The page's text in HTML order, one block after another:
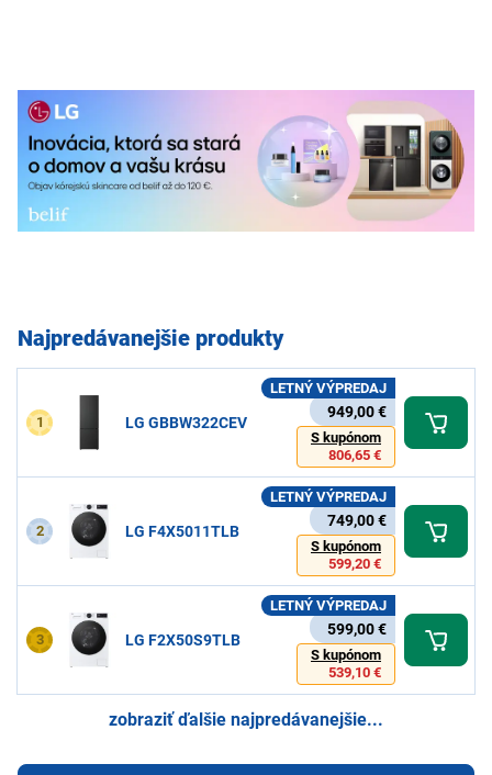
Najpredávanejšie produkty
1 LG GBBW322CEV
LETNÝ VÝPREDAJ
949,00 €
S kupónom
806,65 €
2 LG F4X5011TLB
LETNÝ VÝPREDAJ
749,00 €
S kupónom
599,20 €
3 LG F2X50S9TLB
LETNÝ VÝPREDAJ
599,00 €
S kupónom
539,10 €
zobraziť ďalšie najpredávanejšie...